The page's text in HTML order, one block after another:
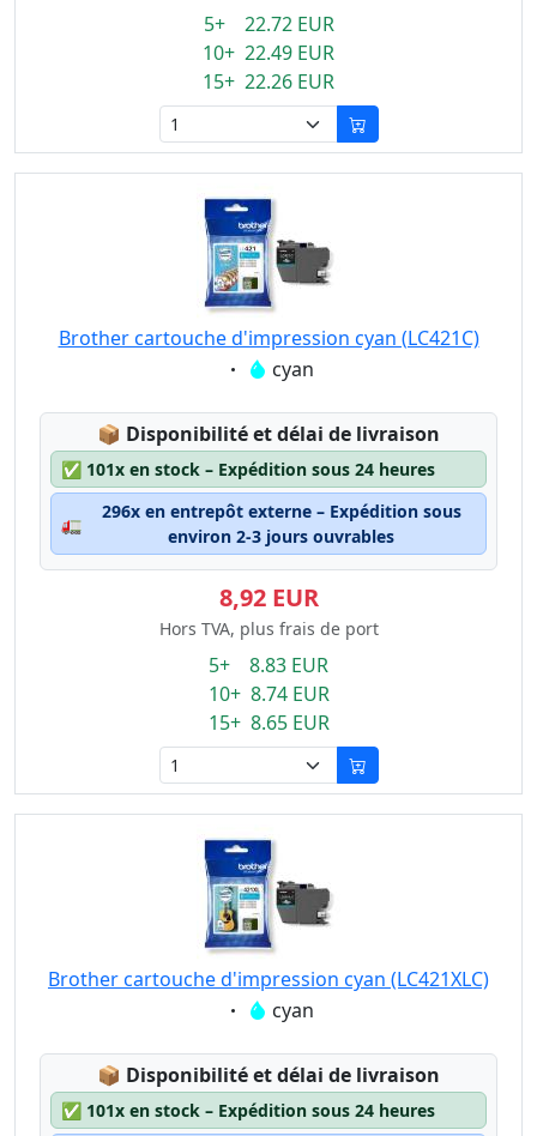
5+ 22.72 EUR
10+ 22.49 EUR
15+ 22.26 EUR
Brother cartouche d'impression cyan (LC421C)
Eigenschaft:
cyan
📦 Lagerstatus:
Disponibilité et délai de livraison
✅ 101x en stock – Expédition sous 24 heures
🚛
296x en entrepôt externe – Expédition sous
environ 2-3 jours ouvrables
8,92 EUR
Hors TVA, plus frais de port
5+ 8.83 EUR
10+ 8.74 EUR
15+ 8.65 EUR
Brother cartouche d'impression cyan (LC421XLC)
Eigenschaft:
cyan
📦 Lagerstatus:
Disponibilité et délai de livraison
✅ 101x en stock – Expédition sous 24 heures